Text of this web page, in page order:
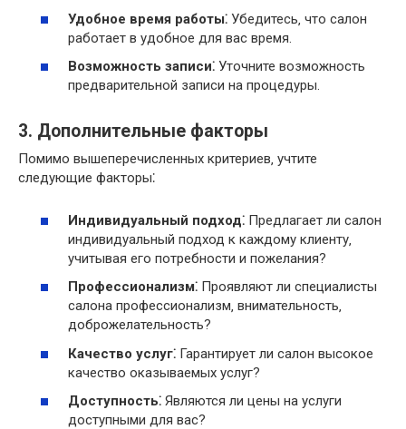
Удобное время работы⁚ Убедитесь‚ что салон
работает в удобное для вас время.
Возможность записи⁚ Уточните возможность
предварительной записи на процедуры.
3. Дополнительные факторы
Помимо вышеперечисленных критериев‚ учтите
следующие факторы⁚
Индивидуальный подход⁚ Предлагает ли салон
индивидуальный подход к каждому клиенту‚
учитывая его потребности и пожелания?
Профессионализм⁚ Проявляют ли специалисты
салона профессионализм‚ внимательность‚
доброжелательность?
Качество услуг⁚ Гарантирует ли салон высокое
качество оказываемых услуг?
Доступность⁚ Являются ли цены на услуги
доступными для вас?